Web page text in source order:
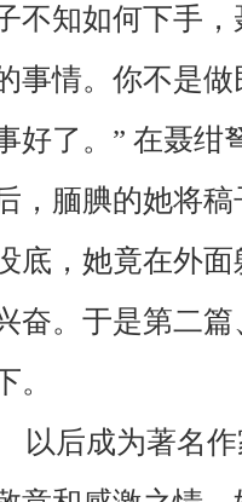
不知如何下手
事情。你不是
好了。” 在聂绀
，腼腆的她将
底，她竟在外
奋。于是第二
。
以后成为著名